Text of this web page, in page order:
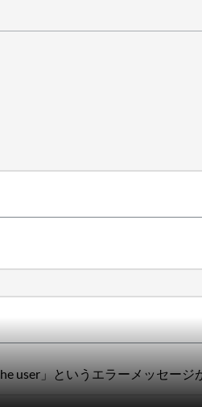
user」というエラーメッセージ